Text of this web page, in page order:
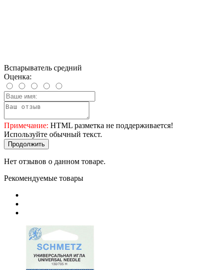
Вспарыватель средний
Оценка:
Примечание: HTML разметка не поддерживается!
Используйте обычный текст.
Продолжить
Нет отзывов о данном товаре.
Рекомендуемые товары